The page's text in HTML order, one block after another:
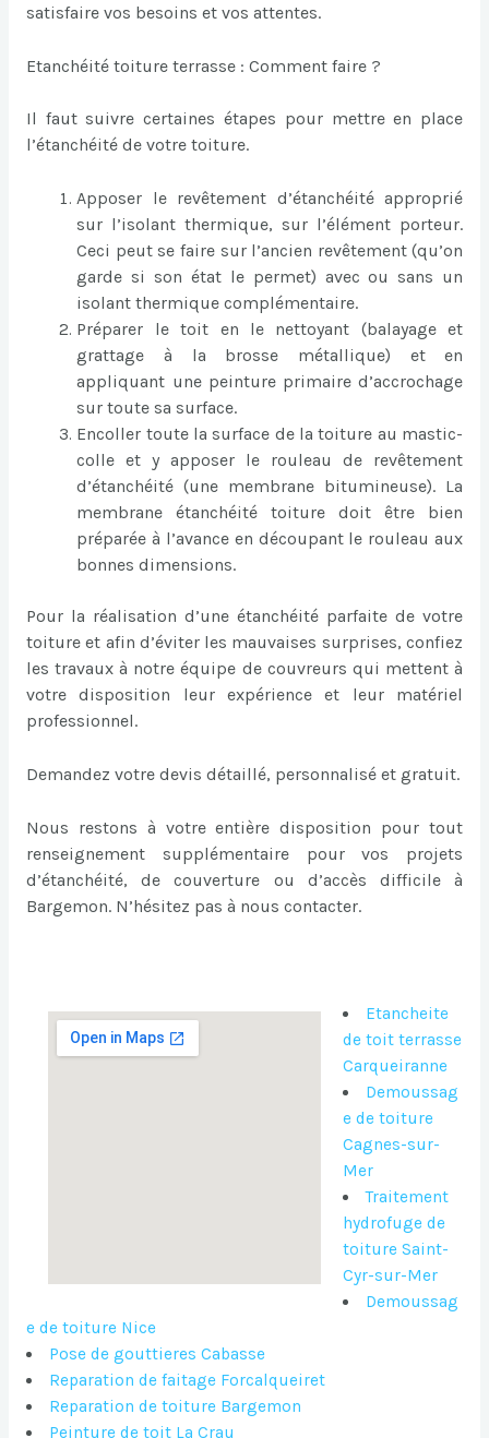
satisfaire vos besoins et vos attentes.
Etanchéité toiture terrasse : Comment faire ?
Il faut suivre certaines étapes pour mettre en place
l’étanchéité de votre toiture.
Apposer le revêtement d’étanchéité approprié
sur l’isolant thermique, sur l’élément porteur.
Ceci peut se faire sur l’ancien revêtement (qu’on
garde si son état le permet) avec ou sans un
isolant thermique complémentaire.
Préparer le toit en le nettoyant (balayage et
grattage à la brosse métallique) et en
appliquant une peinture primaire d’accrochage
sur toute sa surface.
Encoller toute la surface de la toiture au mastic-
colle et y apposer le rouleau de revêtement
d’étanchéité (une membrane bitumineuse). La
membrane étanchéité toiture doit être bien
préparée à l’avance en découpant le rouleau aux
bonnes dimensions.
Pour la réalisation d’une étanchéité parfaite de votre
toiture et afin d’éviter les mauvaises surprises, confiez
les travaux à notre équipe de couvreurs qui mettent à
votre disposition leur expérience et leur matériel
professionnel.
Demandez votre devis détaillé, personnalisé et gratuit.
Nous restons à votre entière disposition pour tout
renseignement supplémentaire pour vos projets
d’étanchéité, de couverture ou d’accès difficile à
Bargemon. N’hésitez pas à nous contacter.
Etancheite
de toit terrasse
Carqueiranne
Demoussag
e de toiture
Cagnes-sur-
Mer
Traitement
hydrofuge de
toiture Saint-
Cyr-sur-Mer
Demoussag
e de toiture Nice
Pose de gouttieres Cabasse
Reparation de faitage Forcalqueiret
Reparation de toiture Bargemon
Peinture de toit La Crau